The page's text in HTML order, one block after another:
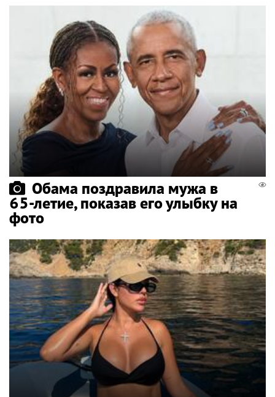
Обама поздравила мужа в
65-летие, показав его улыбку на
фото